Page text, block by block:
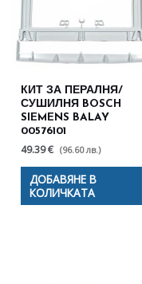
КИТ ЗА ПЕРАЛНЯ/
СУШИЛНЯ BOSCH
SIEMENS BALAY
00576101
49.39 € (96.60 лв.)
ДОБАВЯНЕ В
КОЛИЧКАТА